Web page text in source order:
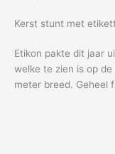
Kerst stunt met
Etikon pakte dit jaar
welke te zien is op
meter breed. Geheel